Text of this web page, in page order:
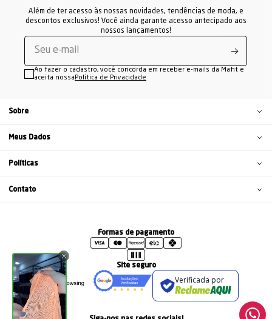
Além de ter acesso às nossas novidades, tendências de moda, e
descontos exclusivos! Você ainda garante acesso antecipado aos
nossos lançamentos!
Ao fazer o cadastro, você concorda em receber e-mails da Mafit e
aceita nossa Política de Privacidade
Sobre
Meus Dados
Políticas
Contato
Formas de pagamento
Site seguro
Verificada por